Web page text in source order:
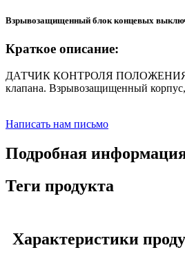
Взрывозащищенный блок концевых
Краткое описание:
ДАТЧИК КОНТРОЛЯ ПОЛОЖЕНИЯ
клапана. Взрывозащищенный
Написать нам письмо
Подробная
Теги продукта
Характеристики